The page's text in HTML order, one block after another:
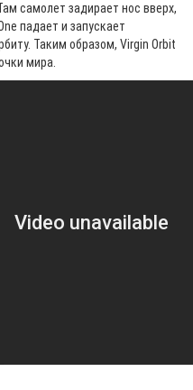
самолет задирает нос вверх,
падает и запускает
Таким образом, Virgin Orbit
мира.